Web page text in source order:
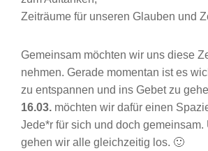
Zeiträume für unseren Glauben und
Gemeinsam möchten wir uns diese
nehmen. Gerade momentan ist es
zu entspannen und ins Gebet zu
16.03. möchten wir dafür einen
Jede*r für sich und doch gemeinsam.
gehen wir alle gleichzeitig los. 🙂